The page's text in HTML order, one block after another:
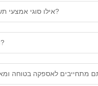
אילו סוגי אמצעי תשלום אתם מקבלים?
מהי אחריות המוצר?